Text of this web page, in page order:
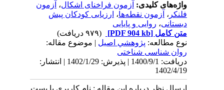
واژه‌های کلیدی:آزمون فراخنای اشکال،آزمون
فلنکر، آزمون نقطه‌‌ها،ارزیابی کودکان پیش­‌
دبستانی،روایی و پایایی
متن کامل[PDF 904 kb]
نوع مطالعه:پژوهشي اصیل| موضوع مقاله:
روان شناسی شناختی
دریافت: 1400/9/1 | پذیرش: 1402/1/29 | انتشار:
1402/4/19